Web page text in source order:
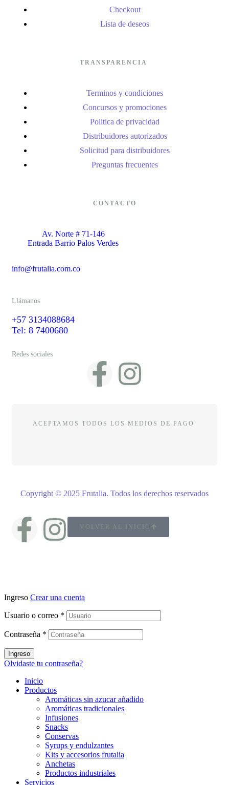
Checkout
Lista de deseos
TRANSPARENCIA
Terminos y condiciones
Concursos y promociones
Politica de privacidad
Distribuidores autorizados
Solicitud para distribuidores
Preguntas frecuentes
CONTACTO
Av. Norte # 71-146
Entrada Barrio Palos Verdes
info@frutalia.com.co
Llámanos
+57 3134088684
Tel: 8 7400680
Redes sociales
ACEPTAMOS TODOS LOS MEDIOS DE PAGO
Copyright © 2025 Frutalia. Todos los derechos reservados
VOLVER AL INICIO
Ingreso Crear una cuenta
Usuario o correo *
Contraseña *
Ingreso
Olvidaste tu contraseña?
Inicio
Productos
Aromáticas sin azucar añadido
Aromáticas tradicionales
Infusiones
Snacks
Conservas
Syrups y endulzantes
Kits y accesorios frutalia
Anchetas
Productos industriales
Servicios